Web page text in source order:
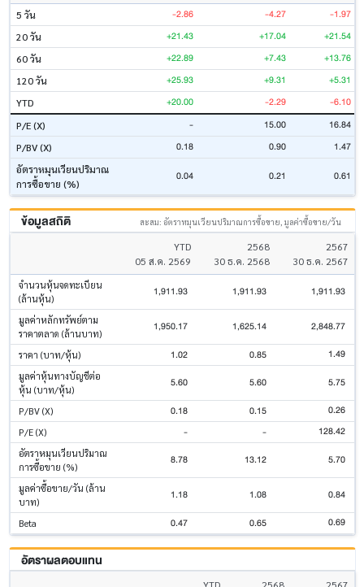
5 วัน -2.86 -4.27 -1.97
20 วัน +21.43 +17.04 +21.54
60 วัน +22.89 +7.43 +13.76
120 วัน +25.93 +9.31 +5.31
YTD +20.00 -2.29 -6.10
P/E (X) - 15.00 16.84
P/BV (X) 0.18 0.90 1.47
อัตราหมุนเวียนปริมาณ
การซื้อขาย (%)
0.04 0.21 0.61
ข้อมูลสถิติ สะสม: อัตราหมุนเวียนปริมาณการซื้อขาย, มูลค่าซื้อขาย/วัน
YTD
05 ส.ค. 2569
2568
30 ธ.ค. 2568
2567
30 ธ.ค. 2567
จำนวนหุ้นจดทะเบียน
(ล้านหุ้น)
1,911.93 1,911.93 1,911.93
มูลค่าหลักทรัพย์ตาม
ราคาตลาด (ล้านบาท)
1,950.17 1,625.14 2,848.77
ราคา (บาท/หุ้น) 1.02 0.85 1.49
มูลค่าหุ้นทางบัญชีต่อ
หุ้น (บาท/หุ้น)
5.60 5.60 5.75
P/BV (X) 0.18 0.15 0.26
P/E (X) - - 128.42
อัตราหมุนเวียนปริมาณ
การซื้อขาย (%)
8.78 13.12 5.70
มูลค่าซื้อขาย/วัน (ล้าน
บาท)
1.18 1.08 0.84
Beta 0.47 0.65 0.69
อัตราผลตอบแทน